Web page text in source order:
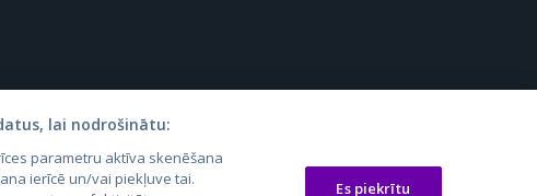
Kainos.lt
auto24.ee
Osta.ee
lai nodrošinātu:
parametru aktīva skenēšana
ierīcē un/vai piekļuve tai.
Es piekrītu